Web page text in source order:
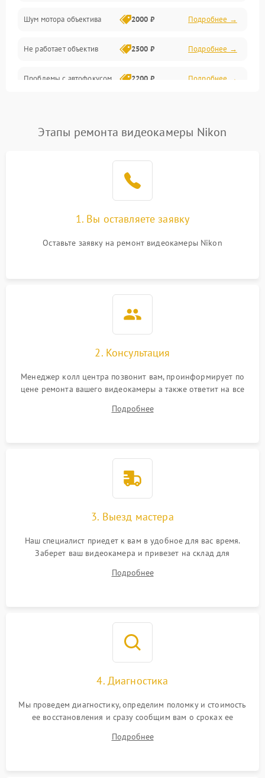
Шум мотора объектива 2000 ₽ Подробнее →
Не работает объектив 2500 ₽ Подробнее →
Проблемы с автофокусом 2200 ₽ Подробнее →
2200 ₽
Не работает стабилизация
2300 ₽ Подробнее →
Этапы ремонта видеокамеры Nikon
1. Вы оставляете заявку
Оставьте заявку на ремонт видеокамеры Nikon
2. Консультация
Менеджер колл центра позвонит вам, проинформирует по
цене ремонта вашего видеокамеры а также ответит на все
Подробнее
3. Выезд мастера
Наш специалист приедет к вам в удобное для вас время.
Заберет ваш видеокамера и привезет на склад для
Подробнее
4. Диагностика
Мы проведем диагностику, определим поломку и стоимость
ее восстановления и сразу сообщим вам о сроках ее
Подробнее